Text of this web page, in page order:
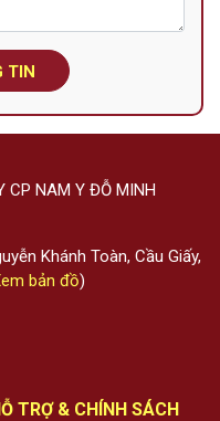
TIN
CP NAM Y ĐỖ MINH
Khánh Toàn, Cầu Giấy,
bản đồ)
TRỢ & CHÍNH SÁCH